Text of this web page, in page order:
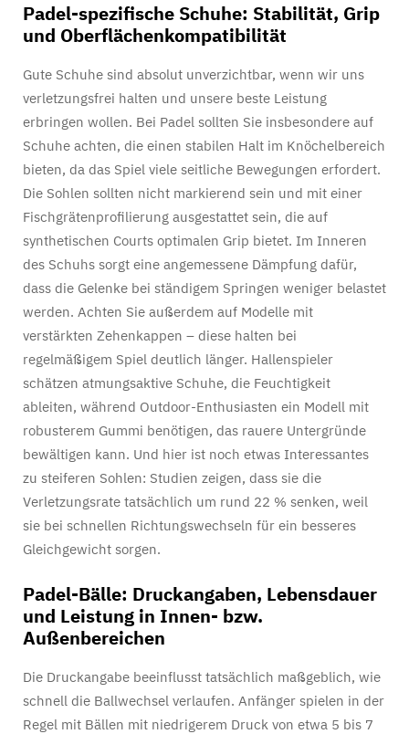
Padel-spezifische Schuhe: Stabilität, Grip
und Oberflächenkompatibilität
Gute Schuhe sind absolut unverzichtbar, wenn wir uns
verletzungsfrei halten und unsere beste Leistung
erbringen wollen. Bei Padel sollten Sie insbesondere auf
Schuhe achten, die einen stabilen Halt im Knöchelbereich
bieten, da das Spiel viele seitliche Bewegungen erfordert.
Die Sohlen sollten nicht markierend sein und mit einer
Fischgrätenprofilierung ausgestattet sein, die auf
synthetischen Courts optimalen Grip bietet. Im Inneren
des Schuhs sorgt eine angemessene Dämpfung dafür,
dass die Gelenke bei ständigem Springen weniger belastet
werden. Achten Sie außerdem auf Modelle mit
verstärkten Zehenkappen – diese halten bei
regelmäßigem Spiel deutlich länger. Hallenspieler
schätzen atmungsaktive Schuhe, die Feuchtigkeit
ableiten, während Outdoor-Enthusiasten ein Modell mit
robusterem Gummi benötigen, das rauere Untergründe
bewältigen kann. Und hier ist noch etwas Interessantes
zu steiferen Sohlen: Studien zeigen, dass sie die
Verletzungsrate tatsächlich um rund 22 % senken, weil
sie bei schnellen Richtungswechseln für ein besseres
Gleichgewicht sorgen.
Padel-Bälle: Druckangaben, Lebensdauer
und Leistung in Innen- bzw.
Außenbereichen
Die Druckangabe beeinflusst tatsächlich maßgeblich, wie
schnell die Ballwechsel verlaufen. Anfänger spielen in der
Regel mit Bällen mit niedrigerem Druck von etwa 5 bis 7